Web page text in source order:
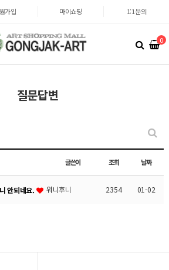
가입 마이쇼핑 1:1문의
0
질문답변
글쓴이 조회 날짜
안되네요. 워니후니 2354 01-02